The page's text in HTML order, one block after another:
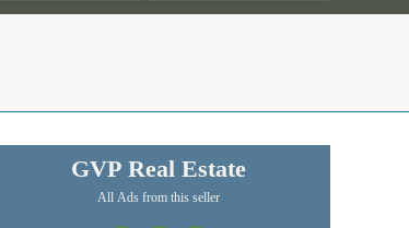
GVP Real Estate
All Ads from this seller